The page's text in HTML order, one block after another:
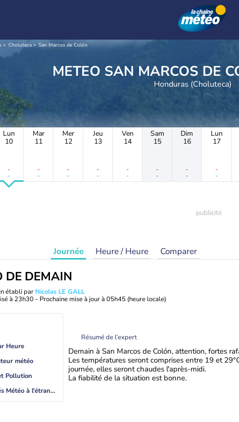
Choluteca San Marcos de Colón
METEO SAN MARCOS
Honduras (Choluteca)
Lun
10
-
-
Mar
11
-
-
Mer
12
-
-
Jeu
13
-
-
Ven
14
-
-
Sam
15
-
-
Dim
16
-
-
Lun
17
-
-
Journée Heure / Heure Comparer
DE DEMAIN
établi par Nicolas LE GALL
à 23h30 - Prochaine mise à jour à 05h45 (heure locale)
Heure
météo
Pollution
Actualités Météo à l'étranger
Résumé de l’expert
Demain à San Marcos de Colón, attention, fortes
Les températures seront comprises entre 19 et
journée, elles seront chaudes l'après-midi.
La fiabilité de la situation est bonne.